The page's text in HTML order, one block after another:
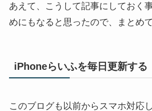
あえて、こうして記事にしておく
めにもなると思ったので、まとめ
iPhoneらいふを毎日更新する
このブログも以前からスマホ対応